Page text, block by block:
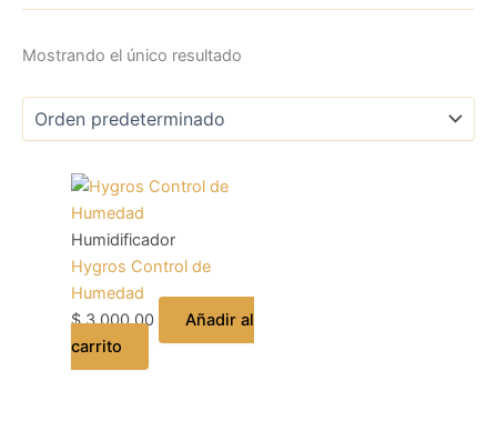
Mostrando el único resultado
Humidificador
Hygros Control de
Humedad
$3.000,00
Añadir al
carrito